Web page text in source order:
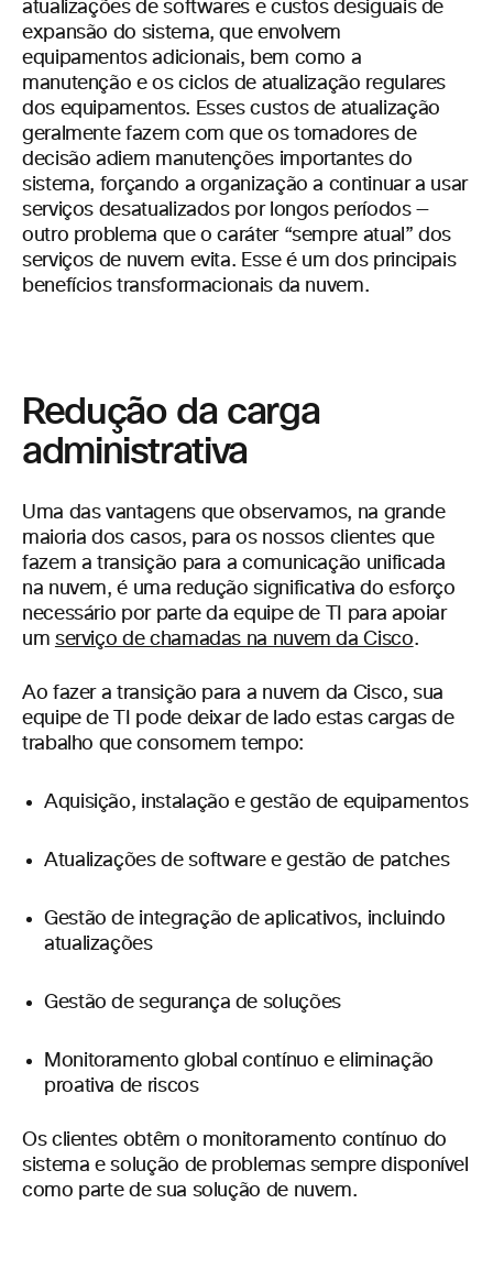
atualizações de softwares e custos desiguais de
expansão do sistema, que envolvem
equipamentos adicionais, bem como a
manutenção e os ciclos de atualização regulares
dos equipamentos. Esses custos de atualização
geralmente fazem com que os tomadores de
decisão adiem manutenções importantes do
sistema, forçando a organização a continuar a usar
serviços desatualizados por longos períodos —
outro problema que o caráter “sempre atual” dos
serviços de nuvem evita. Esse é um dos principais
benefícios transformacionais da nuvem.
Redução da carga
administrativa
Uma das vantagens que observamos, na grande
maioria dos casos, para os nossos clientes que
fazem a transição para a comunicação unificada
na nuvem, é uma redução significativa do esforço
necessário por parte da equipe de TI para apoiar
um serviço de chamadas na nuvem da Cisco.
Ao fazer a transição para a nuvem da Cisco, sua
equipe de TI pode deixar de lado estas cargas de
trabalho que consomem tempo:
Aquisição, instalação e gestão de equipamentos
Atualizações de software e gestão de patches
Gestão de integração de aplicativos, incluindo
atualizações
Gestão de segurança de soluções
Monitoramento global contínuo e eliminação
proativa de riscos
Os clientes obtêm o monitoramento contínuo do
sistema e solução de problemas sempre disponível
como parte de sua solução de nuvem.